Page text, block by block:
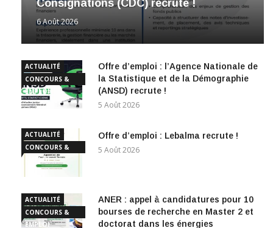
Consignations (CDC) recrute !
6 Août 2026
ACTUALITÉ
CONCOURS &
EMPLOI
Offre d’emploi : l’Agence Nationale de
la Statistique et de la Démographie
(ANSD) recrute !
5 Août 2026
ACTUALITÉ
CONCOURS &
EMPLOI
Offre d’emploi : Lebalma recrute !
5 Août 2026
ACTUALITÉ
CONCOURS &
EMPLOI
ANER : appel à candidatures pour 10
bourses de recherche en Master 2 et
doctorat dans les énergies